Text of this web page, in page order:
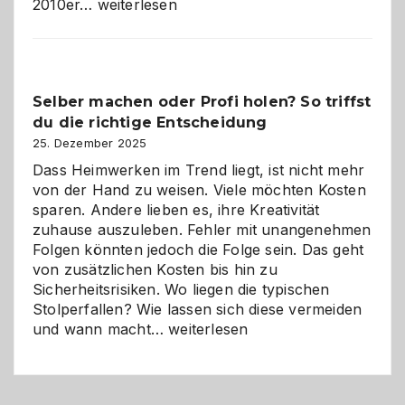
2010er… Affiliate-
Herausforderungen
und
Zukunft
weiterlesen
Selber machen oder Profi holen? So triffst
du die richtige Entscheidung
25. Dezember 2025
Dass Heimwerken im Trend liegt, ist nicht mehr
von der Hand zu weisen. Viele möchten Kosten
sparen. Andere lieben es, ihre Kreativität
zuhause auszuleben. Fehler mit unangenehmen
Folgen könnten jedoch die Folge sein. Das geht
von zusätzlichen Kosten bis hin zu
Sicherheitsrisiken. Wo liegen die typischen
Stolperfallen? Wie lassen sich diese vermeiden
und wann macht…Selber
weiterlesen